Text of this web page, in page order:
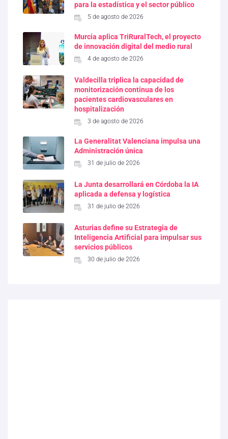
para la estadística y el sector público
5 de agosto de 2026
Murcia aplica TriRuralTech, el proyecto
de innovación digital del medio rural
4 de agosto de 2026
Valdecilla triplica la capacidad de
monitorización continua de los
pacientes cardiovasculares en
hospitalización
3 de agosto de 2026
La Generalitat Valenciana impulsa una
Administración única
31 de julio de 2026
La Junta desarrollará en Córdoba la IA
aplicada a defensa y logística
31 de julio de 2026
Asturias define su Estrategia de
Inteligencia Artificial para impulsar sus
servicios públicos
30 de julio de 2026